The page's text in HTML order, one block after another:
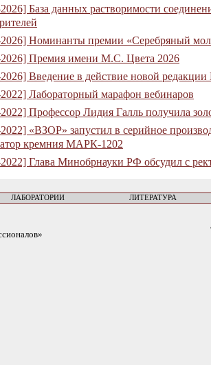
База данных растворимости
Номинанты премии «Серебряный
Премия имени М.С. Цвета 2026
Введение в действие новой
Лабораторный марафон вебинаров
Профессор Лидия Галль получила
«ВЗОР» запустил в серийное
кремния МАРК-1202
Глава Минобрнауки РФ обсудил с
ЛАБОРАТОРИИ ЛИТЕРАТУРА